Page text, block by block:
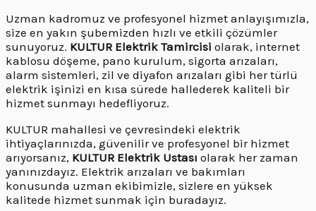
Uzman kadromuz ve profesyonel hizmet anlayışımızla,
size en yakın şubemizden hızlı ve etkili çözümler
sunuyoruz. KULTUR Elektrik Tamircisi olarak, internet
kablosu döşeme, pano kurulum, sigorta arızaları,
alarm sistemleri, zil ve diyafon arızaları gibi her türlü
elektrik işinizi en kısa sürede hallederek kaliteli bir
hizmet sunmayı hedefliyoruz.
KULTUR mahallesi ve çevresindeki elektrik
ihtiyaçlarınızda, güvenilir ve profesyonel bir hizmet
arıyorsanız, KULTUR Elektrik Ustası olarak her zaman
yanınızdayız. Elektrik arızaları ve bakımları
konusunda uzman ekibimizle, sizlere en yüksek
kalitede hizmet sunmak için buradayız.